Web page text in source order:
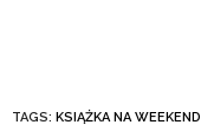
TAGS: KSIĄŻKA NA WEEKEND